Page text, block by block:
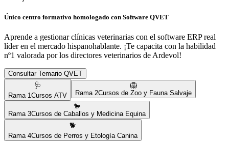
Único centro formativo homologado con Software QVET
Aprende a gestionar clínicas veterinarias con el software ERP real
líder en el mercado hispanohablante. ¡Te capacita con la habilidad
nº1 valorada por los directores veterinarios de Ardevol!
Consultar Temario QVET
🩺
Rama 1Cursos ATV
🦁
Rama 2Cursos de Zoo y Fauna Salvaje
🐎
Rama 3Cursos de Caballos y Medicina Equina
🐕
Rama 4Cursos de Perros y Etología Canina